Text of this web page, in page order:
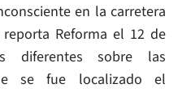
en la carretera
reporta Reforma el 12 de
diferentes sobre las
se fue localizado el